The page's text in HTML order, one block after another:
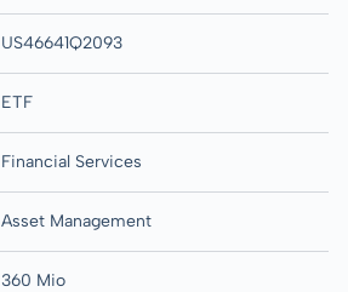
US46641Q2093
ETF
Financial Services
Asset Management
360 Mio